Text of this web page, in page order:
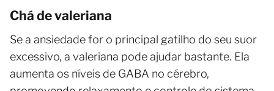
Chá de valeriana
Se a ansiedade for o principal gatilho do seu suor
excessivo, a valeriana pode ajudar bastante. Ela
aumenta os níveis de GABA no cérebro,